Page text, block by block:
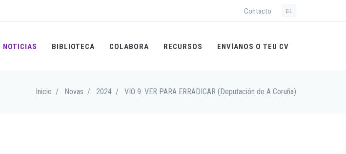
Contacto GL
NOTICIAS BIBLIOTECA COLABORA RECURSOS ENVÍANOS O TEU CV
Inicio / Novas / 2024 / VIO 9: VER PARA ERRADICAR (Deputación de A Coruña)